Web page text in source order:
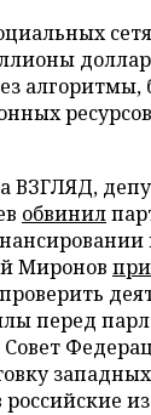
алгоритмы,
ВЗГЛЯД,
обвинил
Миронов
перед